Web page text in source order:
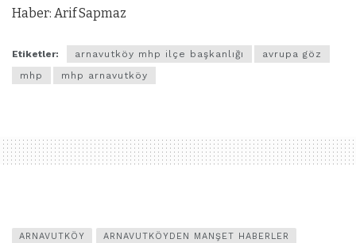
Haber: Arif Sapmaz
Etiketler: arnavutköy mhp ilçe başkanlığı
avrupa göz
mhp
mhp arnavutköy
ARNAVUTKÖY ARNAVUTKÖYDEN MANŞET HABERLER